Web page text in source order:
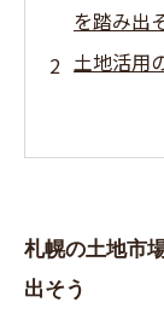
を踏み出
土地活用
札幌の
すべきポ
実際の事
札幌の土地市
出そう